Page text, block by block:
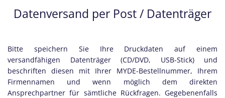
Datenversand per Post / Datenträger
Bitte speichern Sie Ihre Druckdaten auf einem
versandfähigen Datenträger (CD/DVD, USB-Stick) und
beschriften diesen mit Ihrer MYDE-Bestellnummer, Ihrem
Firmennamen und wenn möglich dem direkten
Ansprechpartner für sämtliche Rückfragen. Gegebenenfalls